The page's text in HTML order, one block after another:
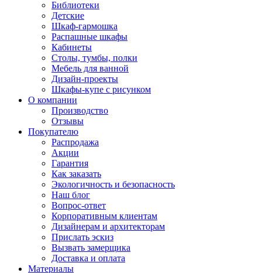
Библиотеки
Детские
Шкаф-гармошка
Распашные шкафы
Кабинеты
Столы, тумбы, полки
Мебель для ванной
Дизайн-проекты
Шкафы-купе с рисунком
О компании
Производство
Отзывы
Покупателю
Распродажа
Акции
Гарантия
Как заказать
Экологичность и безопасность
Наш блог
Вопрос-ответ
Корпоративным клиентам
Дизайнерам и архитекторам
Прислать эскиз
Вызвать замерщика
Доставка и оплата
Материалы